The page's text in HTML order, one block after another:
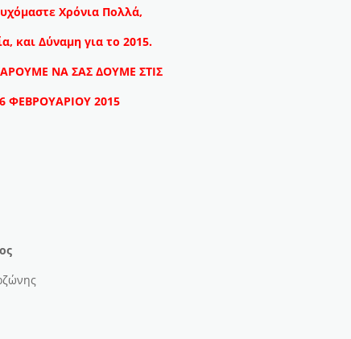
Χρόνια Πολλά,
και Δύναμη για το 2015.
ΝΑ ΣΑΣ ΔΟΥΜΕ ΣΤΙΣ
ΦΕΒΡΟΥΑΡΙΟΥ 2015